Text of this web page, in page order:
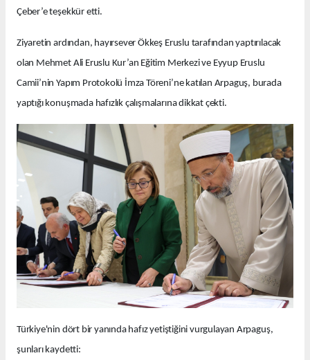
Çeber’e teşekkür etti.
Ziyaretin ardından, hayırsever Ökkeş Eruslu tarafından yaptırılacak
olan Mehmet Ali Eruslu Kur’an Eğitim Merkezi ve Eyyup Eruslu
Camii’nin Yapım Protokolü İmza Töreni’ne katılan Arpaguş, burada
yaptığı konuşmada hafızlık çalışmalarına dikkat çekti.
Türkiye'nin dört bir yanında hafız yetiştiğini vurgulayan Arpaguş,
şunları kaydetti: